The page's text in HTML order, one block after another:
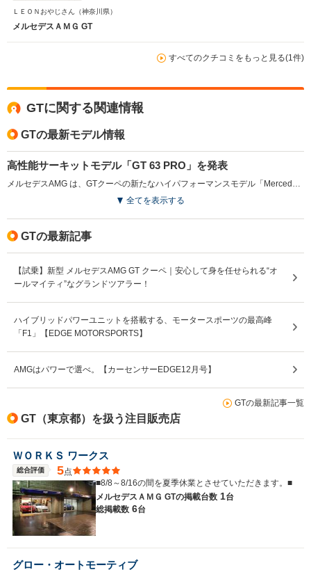
500PSオーバーを次期マイチェンで期待したいと思いま
ＬＥＯＮおやじさん （神奈川県）
メルセデスＡＭＧ GT
すべてのクチコミをもっと見る(1件)
GTに関する関連情報
GTの最新モデル情報
高性能サーキットモデル「GT 63 PRO」を発表
全てを表示する
GTの最新記事
【試乗】新型 メルセデスAMG GT クーペ｜安心して身を任せられる“オ
ールマイティ”なグランドツアラー！
ハイブリッドパワーユニットを搭載する、モータースポーツの最高峰
「F1」【EDGE MOTORSPORTS】
AMGはパワーで選べ。【カーセンサーEDGE12月号】
GTの最新記事一覧
GT（東京都）を扱う注目販売店
ＷＯＲＫＳ ワークス
総合評価 5点
■8/8～8/16の間を夏季休業とさせていただきます。■
メルセデスＡＭＧ GTの掲載台数 1台
総掲載数 6台
グロー・オートモーティブ